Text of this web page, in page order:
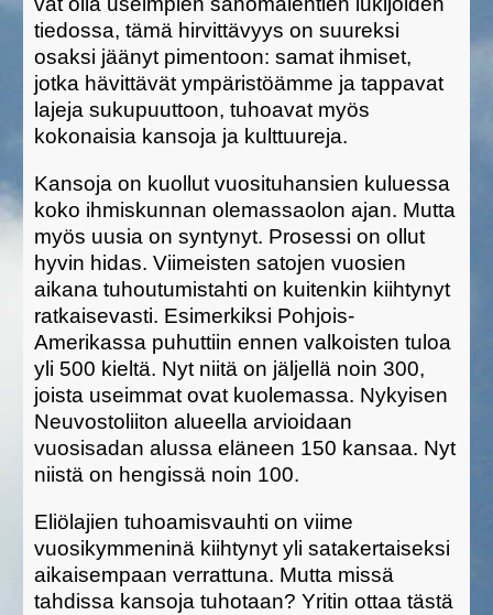
tiedossa, tämä hirvittävyys on suureksi
osaksi jäänyt pimentoon: samat ihmiset,
jotka hävittävät ympäristöämme ja tappavat
lajeja sukupuuttoon, tuhoavat myös
kokonaisia kansoja ja kulttuureja.
Kansoja on kuollut vuosituhansien kuluessa
koko ihmiskunnan olemassaolon ajan. Mutta
myös uusia on syntynyt. Prosessi on ollut
hyvin hidas. Viimeisten satojen vuosien
aikana tuhoutumistahti on kuitenkin kiihtynyt
ratkaisevasti. Esimerkiksi Pohjois-
Amerikassa puhuttiin ennen valkoisten tuloa
yli 500 kieltä. Nyt niitä on jäljellä noin 300,
joista useimmat ovat kuolemassa. Nykyisen
Neuvostoliiton alueella arvioidaan
vuosisadan alussa eläneen 150 kansaa. Nyt
niistä on hengissä noin 100.
Eliölajien tuhoamisvauhti on viime
vuosikymmeninä kiihtynyt yli satakertaiseksi
aikaisempaan verrattuna. Mutta missä
tahdissa kansoja tuhotaan? Yritin ottaa tästä